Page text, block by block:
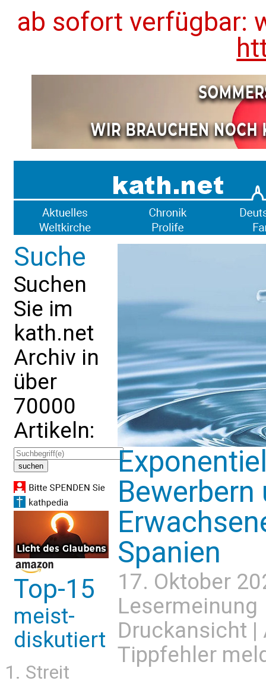
ab sofort verfügbar:
Suche
Suchen
Sie im
kath.net
Archiv in
über
70000
Artikeln:
Top-15
meist-
diskutiert
Streit
Bewerbern
Spanien
17. Oktober
Lesermeinung
Druckansicht |
Tippfehler